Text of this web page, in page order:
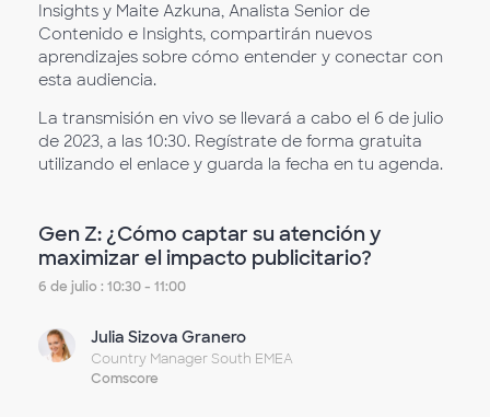
Insights y Maite Azkuna, Analista Senior de
Contenido e Insights, compartirán nuevos
aprendizajes sobre cómo entender y conectar con
esta audiencia.
La transmisión en vivo se llevará a cabo el 6 de julio
de 2023, a las 10:30. Regístrate de forma gratuita
utilizando el enlace y guarda la fecha en tu agenda.
Gen Z: ¿Cómo captar su atención y
maximizar el impacto publicitario?
6 de julio : 10:30 - 11:00
Julia Sizova Granero
Country Manager South EMEA
Comscore